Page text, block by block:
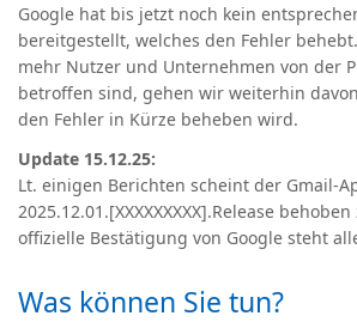
Google hat bis jetzt noch kein
bereitgestellt, welches den Fehler
mehr Nutzer und Unternehmen von der
betroffen sind, gehen wir weiterhin
den Fehler in Kürze beheben wird.
Update 15.12.25:
Lt. einigen Berichten scheint der Gmail-
2025.12.01.[XXXXXXXXX].Release
offizielle Bestätigung von Google steht
Was können Sie tun?